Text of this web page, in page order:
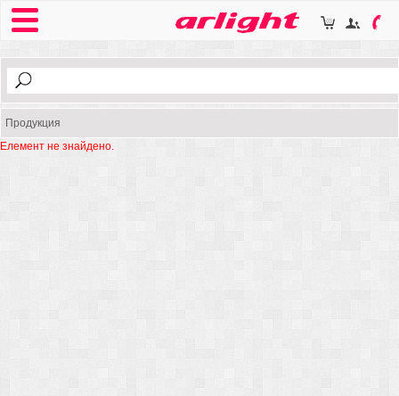
Продукция
Елемент не знайдено.